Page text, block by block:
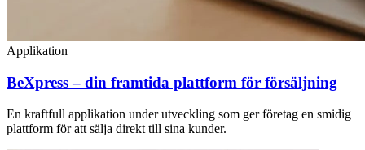
Applikation
BeXpress – din framtida plattform för försäljning
En kraftfull applikation under utveckling som ger företag en smidig
plattform för att sälja direkt till sina kunder.